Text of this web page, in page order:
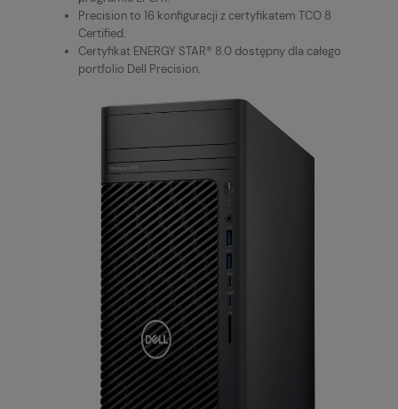
Precision to 16 konfiguracji z certyfikatem TCO 8
Certified.
Certyfikat ENERGY STAR® 8.0 dostępny dla całego
portfolio Dell Precision.